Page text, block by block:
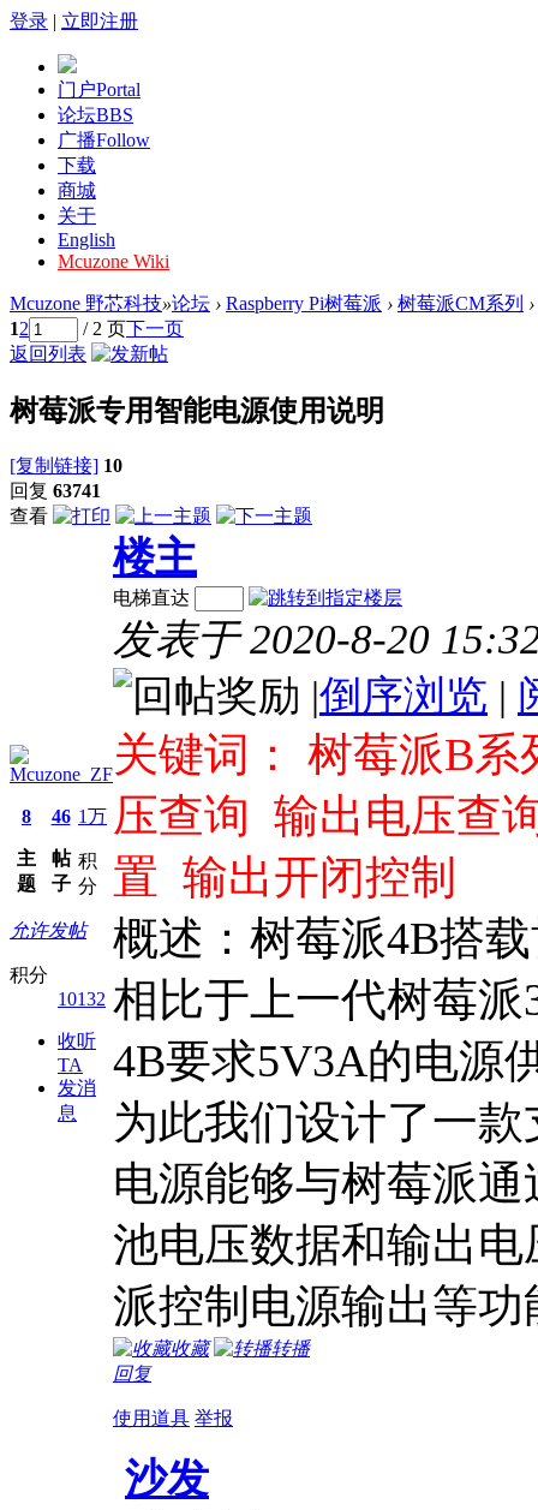
登录 | 立即注册
门户Portal
论坛BBS
广播Follow
下载
商城
关于
English
Mcuzone Wiki
Mcuzone 野芯科技»论坛 › Raspberry Pi树莓派 › 树莓派CM系列 ›
12 / 2 页下一页
返回列表
树莓派专用智能电源使用说明
[复制链接] 10
回复 63741
查看
Mcuzone_ZF
8
主
题
46
帖
子
1万
积
分
允许发帖
积分
10132
收听
TA
发消
息
楼主
电梯直达
发表于 2020-8-20
|倒序浏览 |
关键词： 树莓派B
压查询 输出电压查
置 输出开闭控制
概述：树莓派4B搭
相比于上一代树莓
4B要求5V3A的电源
为此我们设计了一
电源能够与树莓派
池电压数据和输出
派控制电源输出等功
收藏
转播
回复
使用道具 举报
沙发